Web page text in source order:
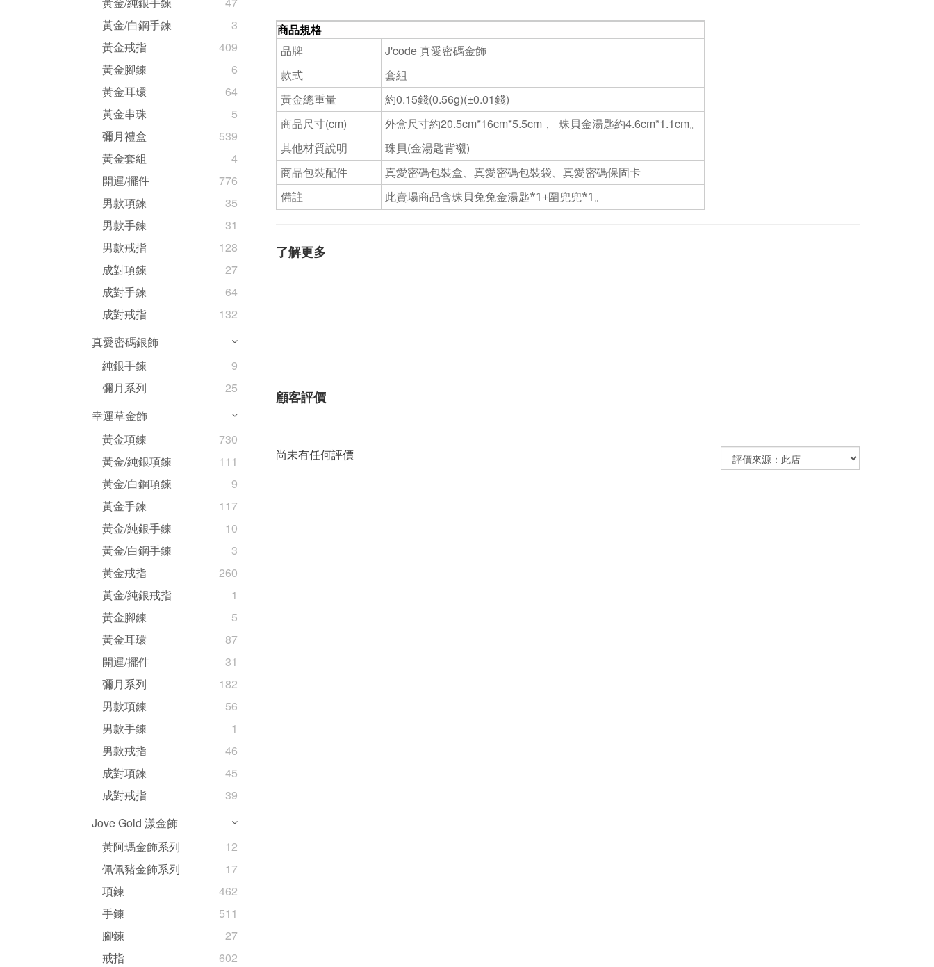
黃金/白鋼手鍊
3
黃金戒指
409
黃金腳鍊
6
黃金耳環
64
黃金串珠
5
彌月禮盒
539
黃金套組
4
開運/擺件
776
男款項鍊
35
男款手鍊
31
男款戒指
128
成對項鍊
27
成對手鍊
64
成對戒指
132
真愛密碼銀飾
純銀手鍊
9
彌月系列
25
幸運草金飾
黃金項鍊
730
黃金/純銀項鍊
111
黃金/白鋼項鍊
9
黃金手鍊
117
黃金/純銀手鍊
10
黃金/白鋼手鍊
3
黃金戒指
260
黃金/純銀戒指
1
黃金腳鍊
5
黃金耳環
87
開運/擺件
31
彌月系列
182
男款項鍊
56
男款手鍊
1
男款戒指
46
成對項鍊
45
成對戒指
39
Jove Gold 漾金飾
黃阿瑪金飾系列
12
佩佩豬金飾系列
17
項鍊
462
手鍊
511
腳鍊
27
戒指
602
商品規格
品牌
J'code 真愛密碼金飾
款式
套組
黃金總重量
約0.15錢(0.56g)(±0.01錢)
商品尺寸(cm)
外盒尺寸約20.5cm*16cm*5.5cm， 珠貝金湯匙約4.6cm*1.1cm。
其他材質說明
珠貝(金湯匙背襯)
商品包裝配件
真愛密碼包裝盒、真愛密碼包裝袋、真愛密碼保固卡
備註 此賣場商品含珠貝兔兔金湯匙*1+圍兜兜*1。
了解更多
顧客評價
尚未有任何評價